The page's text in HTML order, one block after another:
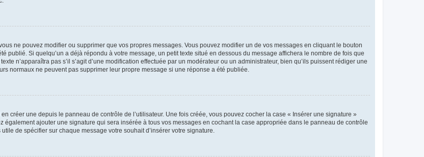
ne pouvez modifier ou supprimer que vos propres messages. Vous pouvez modifier un de vos messages en cliquant le bouton
publié. Si quelqu’un a déjà répondu à votre message, un petit texte situé en dessous du message affichera le nombre de fois que
n’apparaîtra pas s’il s’agit d’une modification effectuée par un modérateur ou un administrateur, bien qu’ils puissent rédiger une
normaux ne peuvent pas supprimer leur propre message si une réponse a été publiée.
créer une depuis le panneau de contrôle de l’utilisateur. Une fois créée, vous pouvez cocher la case « Insérer une signature »
également ajouter une signature qui sera insérée à tous vos messages en cochant la case appropriée dans le panneau de contrôle
de spécifier sur chaque message votre souhait d’insérer votre signature.